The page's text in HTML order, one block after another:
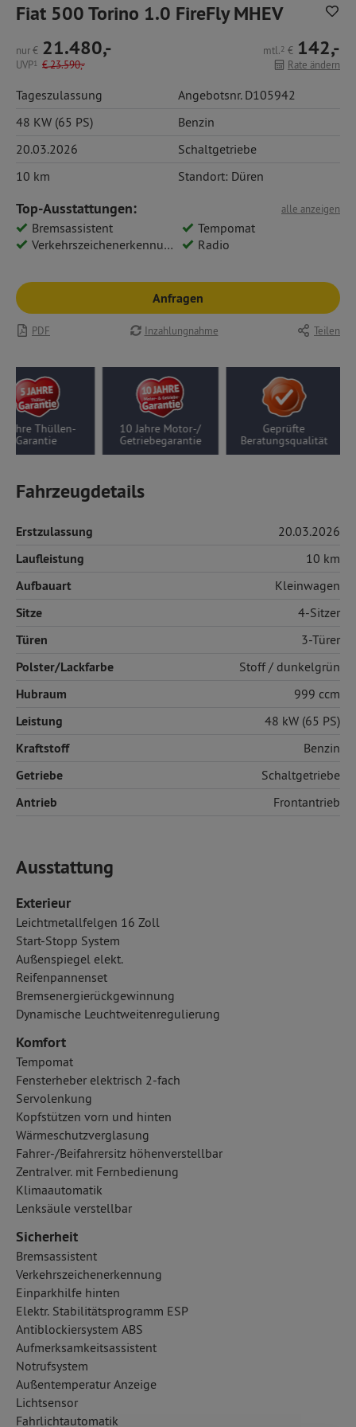
Fiat 500 Torino 1.0 FireFly MHEV
nur€ 21.480,-
UVP1 €23.590,-
mtl.2 € 142,-
Rate ändern
Tageszulassung
Angebotsnr. D105942
48 KW (65 PS)
Benzin
20.03.2026
Schaltgetriebe
10 km
Standort: Düren
alle anzeigen
Top-Ausstattungen:
Bremsassistent
Tempomat
Verkehrszeichenerkennung
Radio
Anfragen
PDF Inzahlungnahme Teilen
Jahre Thüllen-
Garantie
10 Jahre Motor-/
Getriebegarantie
Geprüfte
Beratungsqualität
Fahrzeugdetails
Erstzulassung 20.03.2026
Laufleistung 10 km
Aufbauart Kleinwagen
Sitze 4-Sitzer
Türen 3-Türer
Polster/Lackfarbe Stoff/ dunkelgrün
Hubraum 999 ccm
Leistung 48 kW (65 PS)
Kraftstoff Benzin
Getriebe Schaltgetriebe
Antrieb Frontantrieb
Ausstattung
Exterieur
Leichtmetallfelgen 16 Zoll
Start-Stopp System
Außenspiegel elekt.
Reifenpannenset
Bremsenergierückgewinnung
Dynamische Leuchtweitenregulierung
Komfort
Tempomat
Fensterheber elektrisch 2-fach
Servolenkung
Kopfstützen vorn und hinten
Wärmeschutzverglasung
Fahrer-/Beifahrersitz höhenverstellbar
Zentralver. mit Fernbedienung
Klimaautomatik
Lenksäule verstellbar
Sicherheit
Bremsassistent
Verkehrszeichenerkennung
Einparkhilfe hinten
Elektr. Stabilitätsprogramm ESP
Antiblockiersystem ABS
Aufmerksamkeitsassistent
Notrufsystem
Außentemperatur Anzeige
Lichtsensor
Fahrlichtautomatik